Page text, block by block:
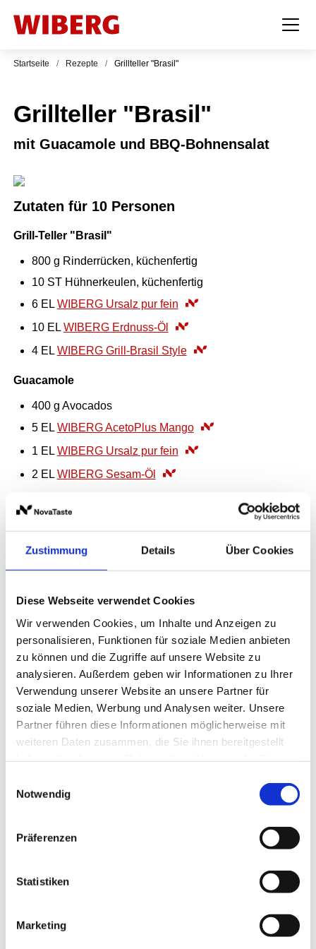
Zustimmung Details Über Cookies
Diese Webseite verwendet Cookies
Wir verwenden Cookies, um Inhalte und Anzeigen zu
personalisieren, Funktionen für soziale Medien anbieten
zu können und die Zugriffe auf unsere Website zu
analysieren. Außerdem geben wir Informationen zu Ihrer
Verwendung unserer Website an unsere Partner für
soziale Medien, Werbung und Analysen weiter. Unsere
Partner führen diese Informationen möglicherweise mit
weiteren Daten zusammen, die Sie ihnen bereitgestellt
Notwendig
Präferenzen
Statistiken
Marketing
Startseite / Rezepte / Grillteller "Brasil"
Grillteller "Brasil"
mit Guacamole und BBQ-Bohnensalat
Zutaten für 10 Personen
Grill-Teller "Brasil"
800 g Rinderrücken, küchenfertig
10 ST Hühnerkeulen, küchenfertig
6 EL WIBERG Ursalz pur fein
10 EL WIBERG Erdnuss-Öl
4 EL WIBERG Grill-Brasil Style
Guacamole
400 g Avocados
5 EL WIBERG AcetoPlus Mango
1 EL WIBERG Ursalz pur fein
2 EL WIBERG Sesam-Öl
BBQ-Bohnensalat
400 g grüne Bohnen, gekocht
250 g rote Bohnen , gekocht
100 g rote Zwiebeln, in Streifen geschnitten
2 EL WIBERG Black BBQ
Zubereitung
Grill-Teller "Brasil"
Beiried/Roastbeef mit Meersalz Flocken leicht salzen und
Sesam-Öl einreiben. Hühnerkeulen ebenfalls mit
Beides saftig grillen und mit Grill-Brasil kräftig würzen.
Alle Zutaten klassisch zu einer Guacamole-Creme
verarbeiten.